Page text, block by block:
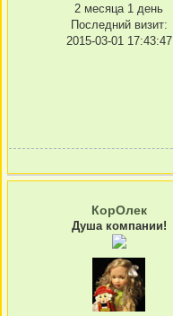
2 месяца 1 день
Последний визит:
2015-03-01 17:43:47
КорОлек
Душа компании!